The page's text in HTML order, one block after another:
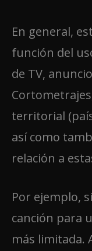
En general,
función del
de TV,
territorial
así como
relación a
Por ejemplo,
canción para
más limitada.